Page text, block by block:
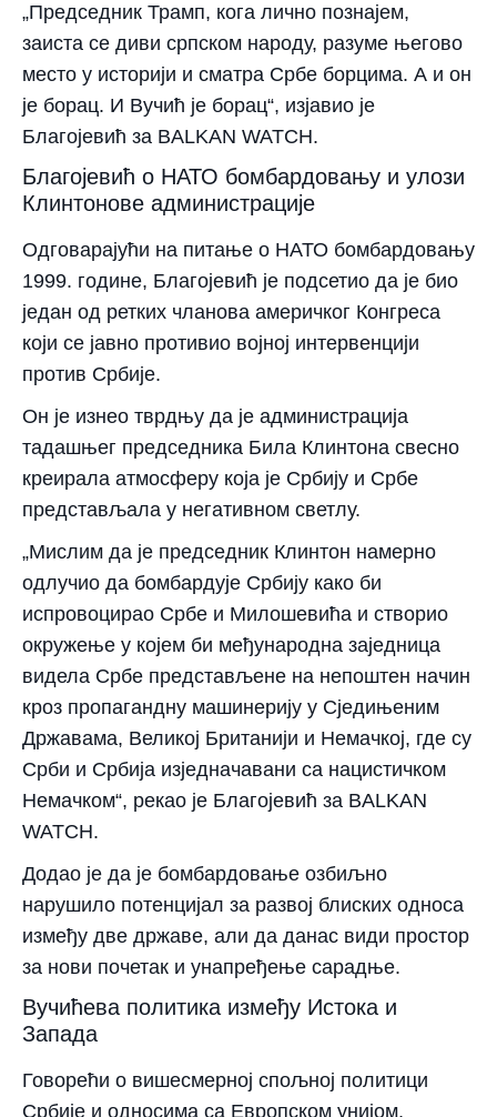
„Председник Трамп, кога лично познајем,
заиста се диви српском народу, разуме његово
место у историји и сматра Србе борцима. А и он
је борац. И Вучић је борац“, изјавио је
Благојевић за BALKAN WATCH.
Благојевић о НАТО бомбардовању и улози
Клинтонове администрације
Одговарајући на питање о НАТО бомбардовању
1999. године, Благојевић је подсетио да је био
један од ретких чланова америчког Конгреса
који се јавно противио војној интервенцији
против Србије.
Он је изнео тврдњу да је администрација
тадашњег председника Била Клинтона свесно
креирала атмосферу која је Србију и Србе
представљала у негативном светлу.
„Мислим да је председник Клинтон намерно
одлучио да бомбардује Србију како би
испровоцирао Србе и Милошевића и створио
окружење у којем би међународна заједница
видела Србе представљене на непоштен начин
кроз пропагандну машинерију у Сједињеним
Државама, Великој Британији и Немачкој, где су
Срби и Србија изједначавани са нацистичком
Немачком“, рекао је Благојевић за BALKAN
WATCH.
Додао је да је бомбардовање озбиљно
нарушило потенцијал за развој блиских односа
између две државе, али да данас види простор
за нови почетак и унапређење сарадње.
Вучићева политика између Истока и
Запада
Говорећи о вишесмерној спољној политици
Србије и односима са Европском унијом,